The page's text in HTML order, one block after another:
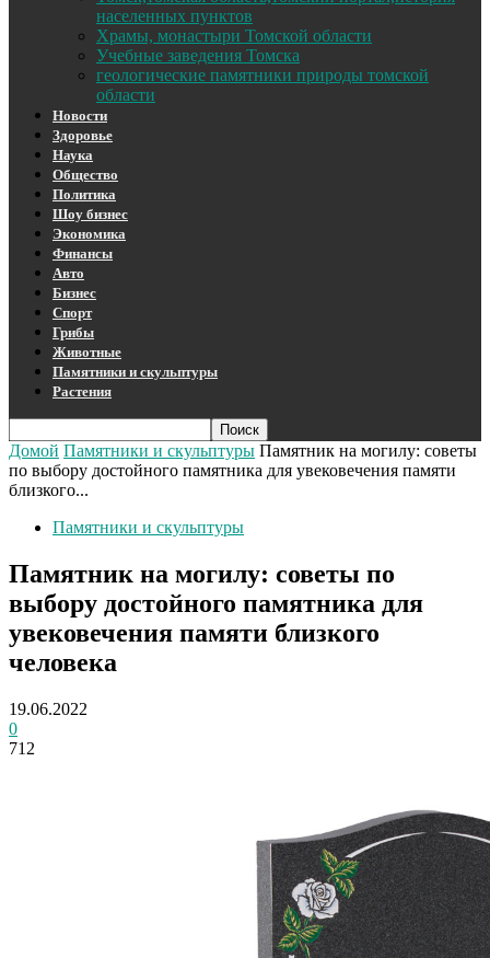
населенных пунктов
Храмы, монастыри Томской области
Учебные заведения Томска
геологические памятники природы томской
области
Новости
Здоровье
Наука
Общество
Политика
Шоу бизнес
Экономика
Финансы
Авто
Бизнес
Спорт
Грибы
Животные
Памятники и скульптуры
Растения
Домой Памятники и скульптуры Памятник на могилу: советы
по выбору достойного памятника для увековечения памяти
близкого...
Памятники и скульптуры
Памятник на могилу: советы по
выбору достойного памятника для
увековечения памяти близкого
человека
19.06.2022
0
712